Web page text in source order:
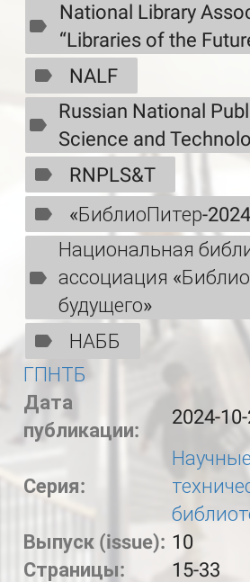
National Library
“Libraries of the
NALF
Russian National
Science and
RNPLS&T
«БиблиоПитер-
Национальная
ассоциация
будущего»
НАББ
ГПНТБ
Дата
публикации:
2024-
Серия:
Выпуск (issue): 10
Страницы:
15-33